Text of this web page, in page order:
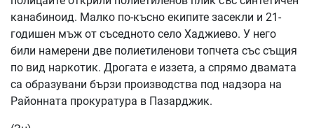
канабиноид. Малко по-късно екипите засекли и 21-
годишен мъж от съседното село Хаджиево. У него
били намерени две полиетиленови топчета със същия
по вид наркотик. Дрогата е иззета, а спрямо двамата
са образувани бързи производства под надзора на
Районната прокуратура в Пазарджик.